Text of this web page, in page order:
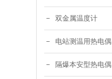
双金属温度计
电站测温用热电偶
隔爆本安型热电偶